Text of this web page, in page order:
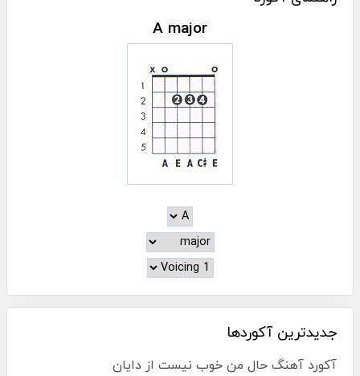
A major
جدیدترین آکوردها
آکورد آهنگ حال من خوب نیست از دایان